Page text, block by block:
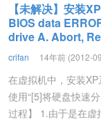
【未解决】安装
BIOS data
drive A. Abort,
crifan 14年前 (2012-
在虚拟机中，安装
使用“[5]将硬盘快速
过程】 1.由于是在虚